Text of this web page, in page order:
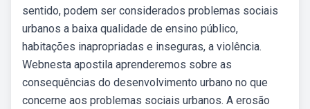
sentido, podem ser considerados problemas sociais
urbanos a baixa qualidade de ensino público,
habitações inapropriadas e inseguras, a violência.
Webnesta apostila aprenderemos sobre as
consequências do desenvolvimento urbano no que
concerne aos problemas sociais urbanos. A erosão